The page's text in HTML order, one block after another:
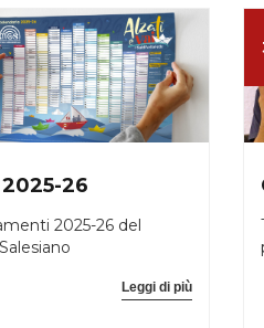
26
2025-26 del
Leggi di più